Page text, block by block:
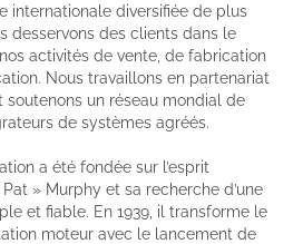
internationale diversifiée de plus
desservons des clients dans le
activités de vente, de fabrication
Nous travaillons en partenariat
soutenons un réseau mondial de
de systèmes agréés.
a été fondée sur l’esprit
» Murphy et sa recherche d’une
et fiable. En 1939, il transforme le
moteur avec le lancement de